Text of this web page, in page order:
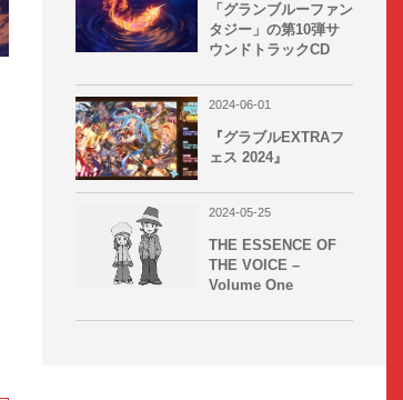
グラブル
June , 2024
EXTRAフェス
「グランブルーファン
タジー」の第10弾サ
ウンドトラックCD
2024-06-01
『グラブルEXTRAフ
ェス 2024』
2024-05-25
THE ESSENCE OF
THE VOICE –
Volume One